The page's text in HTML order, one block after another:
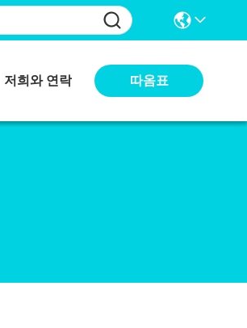
저희와 연락 따옴표